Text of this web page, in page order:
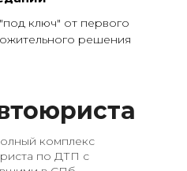
ключ" от первого
решения
комплекс
по ДТП с